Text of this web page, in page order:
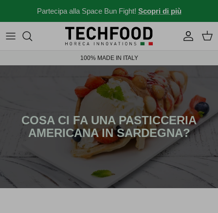
Partecipa alla Space Bun Fight! Scopri di più
Macchine professionali
Altri prodotti
Novità 2026 Solubili Industry 4.0
Menu e ricette
News dal mondo Ho.re.ca.
Idee per il tuo locale
News ed eventi
100% MADE IN ITALY
COSA CI FA UNA PASTICCERIA
AMERICANA IN SARDEGNA?